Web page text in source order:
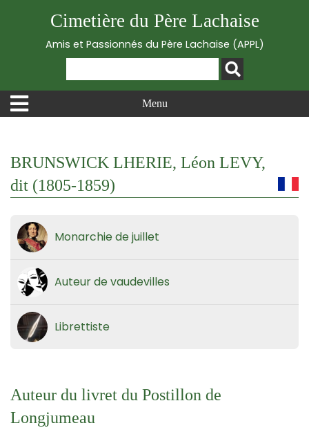
Cimetière du Père Lachaise
Amis et Passionnés du Père Lachaise (APPL)
Menu
BRUNSWICK LHERIE, Léon LEVY,
dit (1805-1859)
Monarchie de juillet
Auteur de vaudevilles
Librettiste
Auteur du livret du Postillon de
Longjumeau